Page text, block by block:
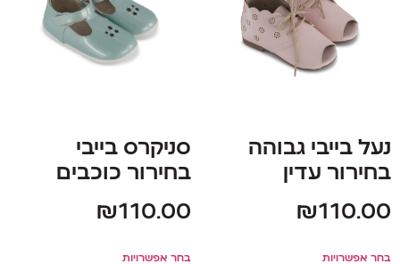
נעל בייבי גבוהה
בחירור עדין
₪110.00
בחר אפשרויות
סניקרס בייבי
בחירור כוכבים
₪110.00
בחר אפשרויות